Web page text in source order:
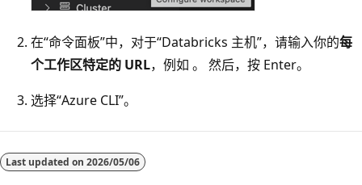
在“命令面板”中，对于“Databricks 主机”，请输入你的每
个工作区特定的 URL，例如 。 然后，按 Enter。
选择“Azure CLI”。
Last updated on 2026/05/06